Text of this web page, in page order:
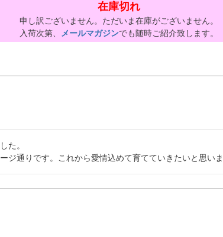
在庫切れ
申し訳ございません。ただいま在庫がございません。
入荷次第、
メールマガジンでも随時ご紹介致します。
た。
ジ通りです。これから愛情込めて育てていきたいと思い